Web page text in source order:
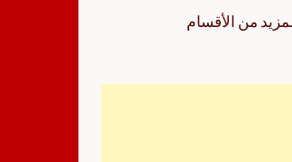
من الأقسام